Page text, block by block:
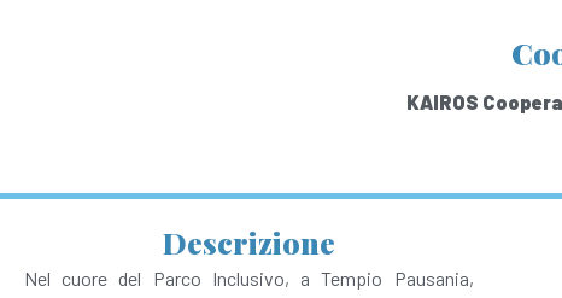
KAIROS
Descrizione
Nel cuore del Parco Inclusivo, a Tempio Pausania,